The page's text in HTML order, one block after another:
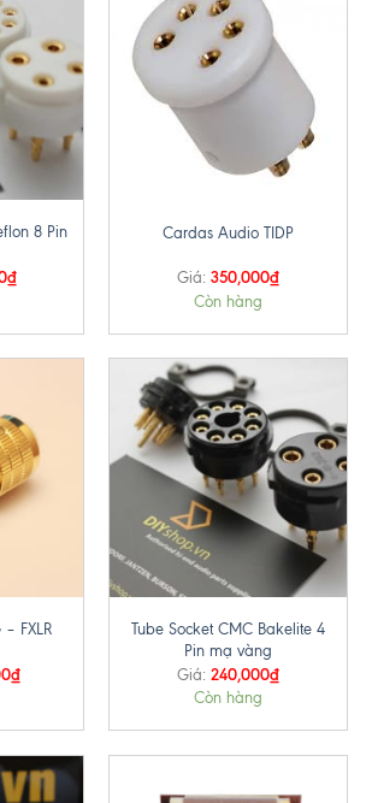
8 Pin
₫
Cardas Audio TIDP
Giá: 350,000₫
Còn hàng
FXLR
₫
Tube Socket CMC Bakelite 4
Pin mạ vàng
Giá: 240,000₫
Còn hàng